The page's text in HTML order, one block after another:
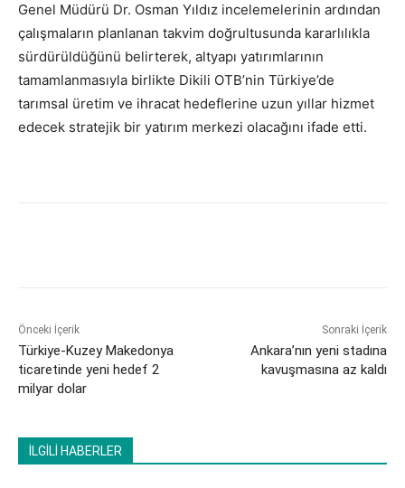
Genel Müdürü Dr. Osman Yıldız incelemelerinin ardından
çalışmaların planlanan takvim doğrultusunda kararlılıkla
sürdürüldüğünü belirterek, altyapı yatırımlarının
tamamlanmasıyla birlikte Dikili OTB’nin Türkiye’de
tarımsal üretim ve ihracat hedeflerine uzun yıllar hizmet
edecek stratejik bir yatırım merkezi olacağını ifade etti.
Önceki İçerik
Türkiye-Kuzey Makedonya
ticaretinde yeni hedef 2
milyar dolar
Sonraki İçerik
Ankara’nın yeni stadına
kavuşmasına az kaldı
İLGİLİ HABERLER